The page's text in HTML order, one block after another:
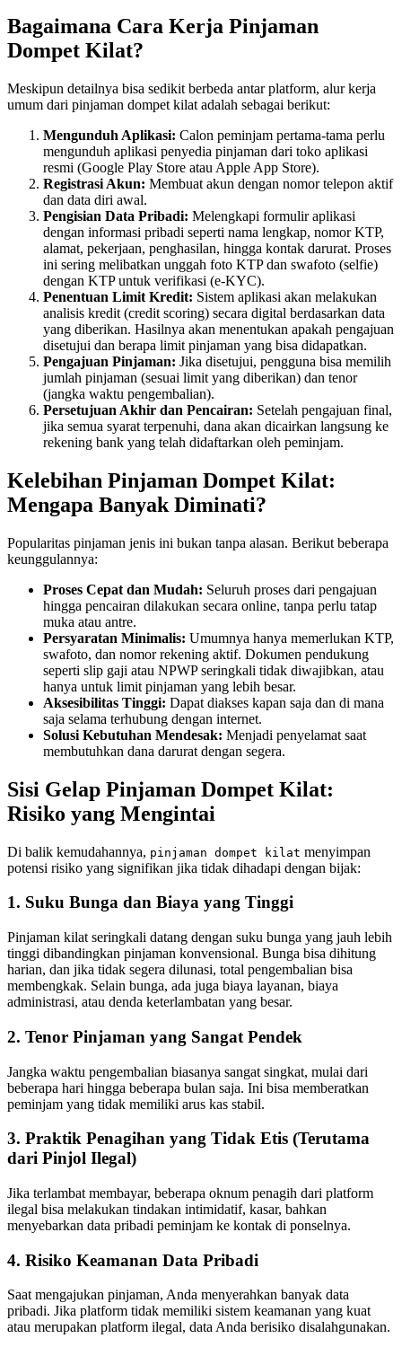
Bagaimana Cara Kerja Pinjaman
Dompet Kilat?
Meskipun detailnya bisa sedikit berbeda antar platform, alur kerja
umum dari pinjaman dompet kilat adalah sebagai berikut:
Mengunduh Aplikasi: Calon peminjam pertama-tama perlu
mengunduh aplikasi penyedia pinjaman dari toko aplikasi
resmi (Google Play Store atau Apple App Store).
Registrasi Akun: Membuat akun dengan nomor telepon aktif
dan data diri awal.
Pengisian Data Pribadi: Melengkapi formulir aplikasi
dengan informasi pribadi seperti nama lengkap, nomor KTP,
alamat, pekerjaan, penghasilan, hingga kontak darurat. Proses
ini sering melibatkan unggah foto KTP dan swafoto (selfie)
dengan KTP untuk verifikasi (e-KYC).
Penentuan Limit Kredit: Sistem aplikasi akan melakukan
analisis kredit (credit scoring) secara digital berdasarkan data
yang diberikan. Hasilnya akan menentukan apakah pengajuan
disetujui dan berapa limit pinjaman yang bisa didapatkan.
Pengajuan Pinjaman: Jika disetujui, pengguna bisa memilih
jumlah pinjaman (sesuai limit yang diberikan) dan tenor
(jangka waktu pengembalian).
Persetujuan Akhir dan Pencairan: Setelah pengajuan final,
jika semua syarat terpenuhi, dana akan dicairkan langsung ke
rekening bank yang telah didaftarkan oleh peminjam.
Kelebihan Pinjaman Dompet Kilat:
Mengapa Banyak Diminati?
Popularitas pinjaman jenis ini bukan tanpa alasan. Berikut beberapa
keunggulannya:
Proses Cepat dan Mudah: Seluruh proses dari pengajuan
hingga pencairan dilakukan secara online, tanpa perlu tatap
muka atau antre.
Persyaratan Minimalis: Umumnya hanya memerlukan KTP,
swafoto, dan nomor rekening aktif. Dokumen pendukung
seperti slip gaji atau NPWP seringkali tidak diwajibkan, atau
hanya untuk limit pinjaman yang lebih besar.
Aksesibilitas Tinggi: Dapat diakses kapan saja dan di mana
saja selama terhubung dengan internet.
Solusi Kebutuhan Mendesak: Menjadi penyelamat saat
membutuhkan dana darurat dengan segera.
Sisi Gelap Pinjaman Dompet Kilat:
Risiko yang Mengintai
Di balik kemudahannya, pinjaman dompet kilat menyimpan
potensi risiko yang signifikan jika tidak dihadapi dengan bijak:
1. Suku Bunga dan Biaya yang Tinggi
Pinjaman kilat seringkali datang dengan suku bunga yang jauh lebih
tinggi dibandingkan pinjaman konvensional. Bunga bisa dihitung
harian, dan jika tidak segera dilunasi, total pengembalian bisa
membengkak. Selain bunga, ada juga biaya layanan, biaya
administrasi, atau denda keterlambatan yang besar.
2. Tenor Pinjaman yang Sangat Pendek
Jangka waktu pengembalian biasanya sangat singkat, mulai dari
beberapa hari hingga beberapa bulan saja. Ini bisa memberatkan
peminjam yang tidak memiliki arus kas stabil.
3. Praktik Penagihan yang Tidak Etis (Terutama
dari Pinjol Ilegal)
Jika terlambat membayar, beberapa oknum penagih dari platform
ilegal bisa melakukan tindakan intimidatif, kasar, bahkan
menyebarkan data pribadi peminjam ke kontak di ponselnya.
4. Risiko Keamanan Data Pribadi
Saat mengajukan pinjaman, Anda menyerahkan banyak data
pribadi. Jika platform tidak memiliki sistem keamanan yang kuat
atau merupakan platform ilegal, data Anda berisiko disalahgunakan.